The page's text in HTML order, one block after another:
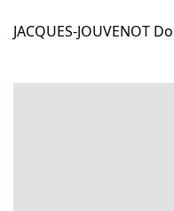
JACQUES-JOUVENOT